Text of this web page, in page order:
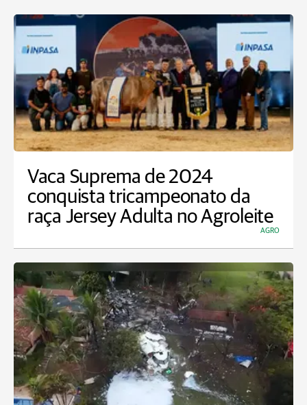
Vaca Suprema de 2024
conquista tricampeonato da
raça Jersey Adulta no Agroleite
AGRO